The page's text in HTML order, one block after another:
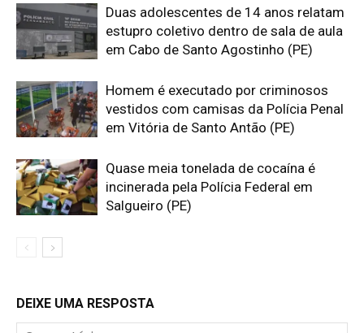
Duas adolescentes de 14 anos relatam
estupro coletivo dentro de sala de aula
em Cabo de Santo Agostinho (PE)
Homem é executado por criminosos
vestidos com camisas da Polícia Penal
em Vitória de Santo Antão (PE)
Quase meia tonelada de cocaína é
incinerada pela Polícia Federal em
Salgueiro (PE)
DEIXE UMA RESPOSTA